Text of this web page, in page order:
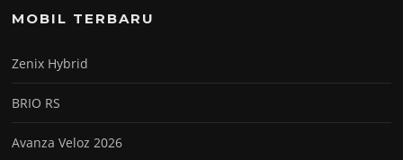
MOBIL TERBARU
Zenix Hybrid
BRIO RS
Avanza Veloz 2026